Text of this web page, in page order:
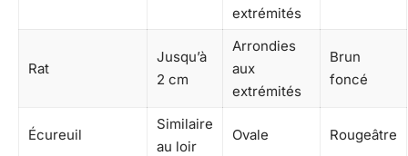
extrémités
Rat
Jusqu’à
2 cm
Arrondies
aux
extrémités
Brun
foncé
Écureuil
Similaire
au loir
Ovale Rougeâtre